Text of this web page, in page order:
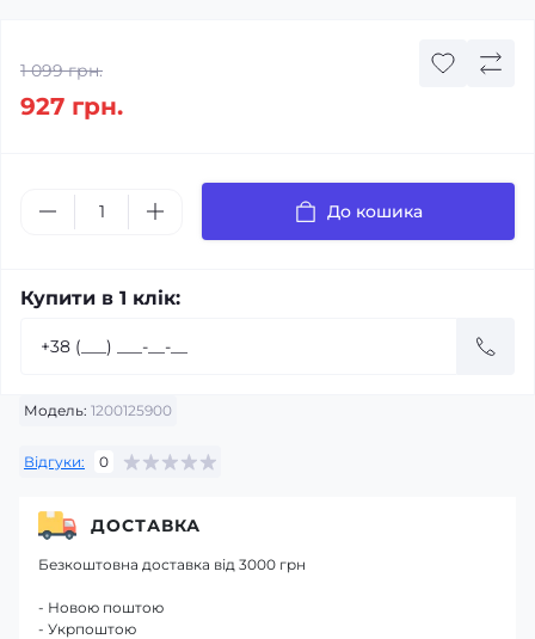
Модель: 1200125900
Відгуки: 0
1 099 грн.
927 грн.
До кошика
Купити в 1 клік:
ДОСТАВКА
Безкоштовна доставка від 3000 грн
- Новою поштою
- Укрпоштою